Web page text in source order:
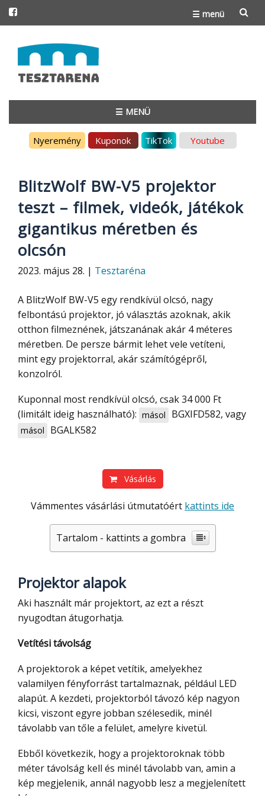
☰ menü
to
content
☰ MENÜ
Nyeremény Kuponok TikTok Youtube
BlitzWolf BW-V5 projektor
teszt – filmek, videók, játékok
gigantikus méretben és
olcsón
2023. május 28. | Tesztaréna
A BlitzWolf BW-V5 egy rendkívül olcsó, nagy
felbontású projektor, jó választás azoknak, akik
otthon filmeznének, játszanának akár 4 méteres
méretben. De persze bármit lehet vele vetíteni,
mint egy projektorral, akár számítógépről,
konzolról.
Kuponnal most rendkívül olcsó, csak 34 000 Ft
(limitált ideig használható): másol BGXIFD582, vagy
másol BGALK582
Vásárlás
Vámmentes vásárlási útmutatóért kattints ide
Tartalom - kattints a gombra
Projektor alapok
Aki használt már projektort, az ezt a részt
nyugodtan átugorhatja.
Vetítési távolság
A projektorok a képet vetítik, amelyekhez
valamilyen fényforrást tartalmaznak, például LED
alapút. A kezdeti, projektorból távozó kép nagyon
kicsi, viszont egyre jobban szélesedik, minél
távolabb van tőle a felület, amelyre kivetül.
Ebből következik, hogy a projektoroknak több
méter távolság kell és minél távolabb van, amin a
kép megjelenik, annál nagyobb lesz a megjelenített